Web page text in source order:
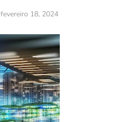
fevereiro 18, 2024